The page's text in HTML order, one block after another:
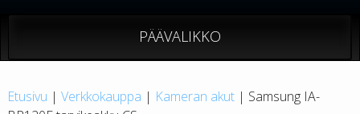
PÄÄVALIKKO
Etusivu | Verkkokauppa | Kameran akut| Samsung IA-